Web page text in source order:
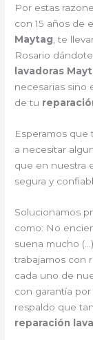
Por estas
con 15 años de
Maytag , te
Rosario
lavadoras
necesarias sino
de tu
Esperamos que
a necesitar
que en nuestra
segura y
Solucionamos
como: No
suena mucho
trabajamos con
cada uno de
con garantía
respaldo que
reparación